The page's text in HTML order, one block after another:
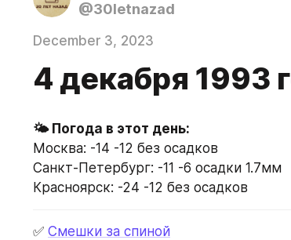
@30letnazad
December 3, 2023
4 декабря 1993
Москва: -14 -12 без осадков
Санкт-Петербург: -11 -6 осадки 1.7мм
Красноярск: -24 -12 без осадков
✅ Смешки за спиной